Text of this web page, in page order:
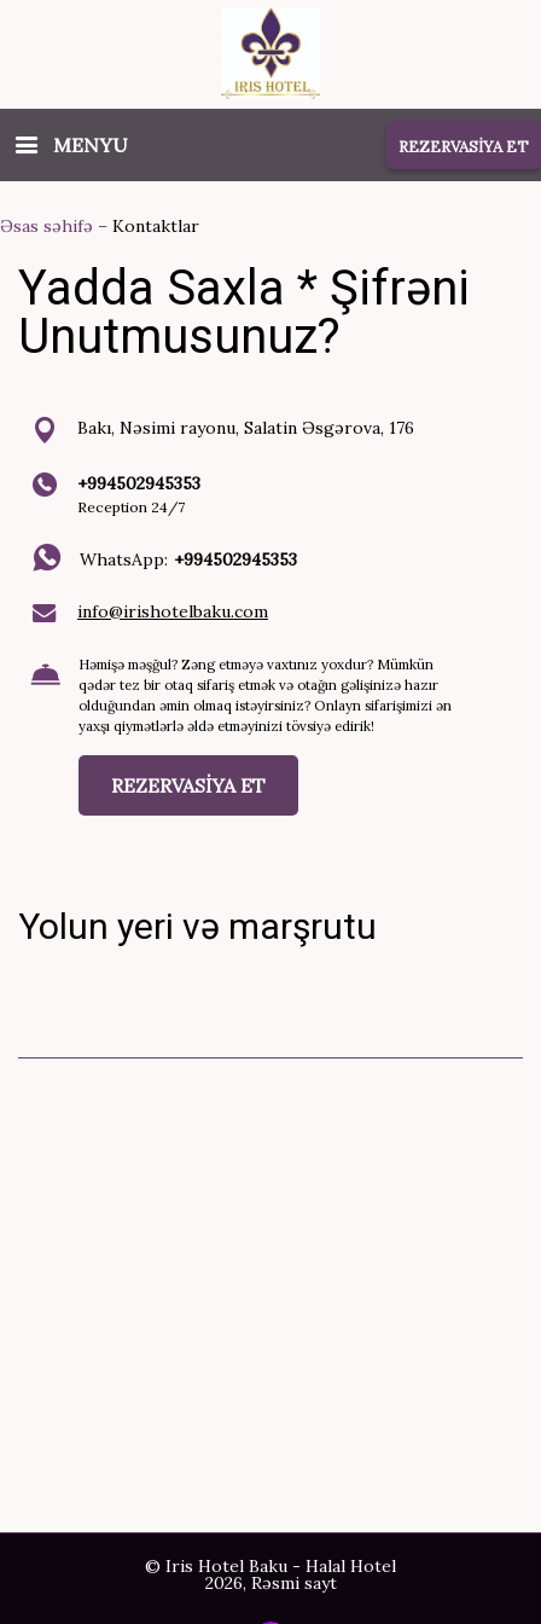
MENYU REZERVASİYA ET
Əsas səhifə – Kontaktlar
Yadda Saxla * Şifrəni
Unutmusunuz?
Bakı, Nəsimi rayonu, Salatin Əsgərova, 176
+994502945353
Reception 24/7
WhatsApp: +994502945353
info@irishotelbaku.com
Həmişə məşğul? Zəng etməyə vaxtınız yoxdur? Mümkün
qədər tez bir otaq sifariş etmək və otağın gəlişinizə hazır
olduğundan əmin olmaq istəyirsiniz? Onlayn sifarişimizi ən
yaxşı qiymətlərlə əldə etməyinizi tövsiyə edirik!
REZERVASİYA ET
Yolun yeri və marşrutu
© Iris Hotel Baku - Halal Hotel
2026, Rəsmi sayt